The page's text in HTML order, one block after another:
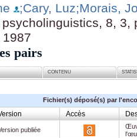
;Cary, Luz;Morais,
8, 3,
1987
pairs
CONTENU
Fichier(s) déposé(s) par
Accès
publiée